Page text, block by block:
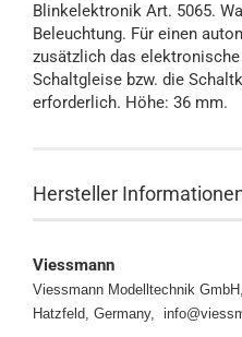
Blinkelektronik Art. 5065.
Beleuchtung. Für einen
zusätzlich das elektronische
Schaltgleise bzw. die
erforderlich. Höhe: 36 mm.
Hersteller
Viessmann
Viessmann Modelltechnik
Hatzfeld, Germany,